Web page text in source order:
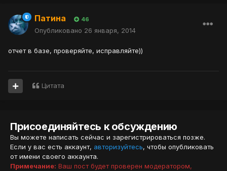
Патина 46
Опубликовано 26 января, 2014
отчет в базе, проверяйте, исправляйте))
Цитата
Присоединяйтесь к обсуждению
Вы можете написать сейчас и зарегистрироваться позже.
Если у вас есть аккаунт, авторизуйтесь, чтобы опубликовать
от имени своего аккаунта.
Примечание: Ваш пост будет проверен модератором,